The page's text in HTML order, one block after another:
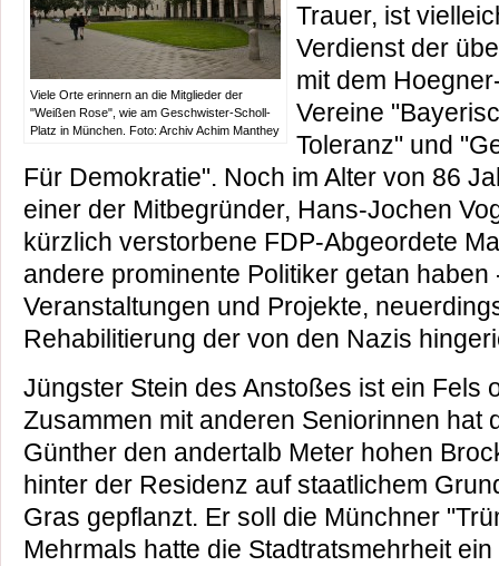
Viele Orte erinnern an die Mitglieder der
"Weißen Rose", wie am Geschwister-Scholl-
Platz in München. Foto: Archiv Achim Manthey
Trauer, ist
Verdienst der
mit dem
Vereine
Toleranz" und
Für Demokratie". Noch im Alter von 86
einer der Mitbegründer, Hans-Jochen
kürzlich verstorbene FDP-Abgeordete
andere prominente Politiker getan haben
Veranstaltungen und Projekte,
Rehabilitierung der von den Nazis
Jüngster Stein des Anstoßes ist ein Fels
Zusammen mit anderen Seniorinnen hat
Günther den andertalb Meter hohen
hinter der Residenz auf staatlichem
Gras gepflanzt. Er soll die Münchner
Mehrmals hatte die Stadtratsmehrheit